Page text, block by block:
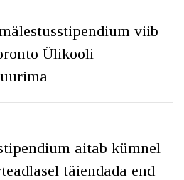
viib
Ülikooli
aitab kümnel
täiendada end